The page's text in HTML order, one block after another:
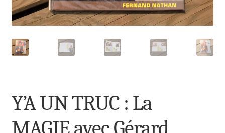
Y’A UN TRUC : La
MAGIE avec Gérard